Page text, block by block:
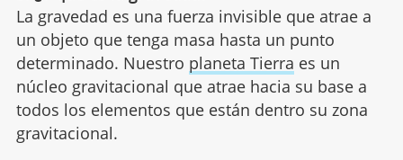
La gravedad es una fuerza invisible que atrae a
un objeto que tenga masa hasta un punto
determinado. Nuestro planeta Tierra es un
núcleo gravitacional que atrae hacia su base a
todos los elementos que están dentro su zona
gravitacional.